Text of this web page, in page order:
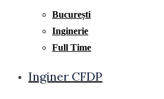
București
Inginerie
Full Time
Inginer CFDP